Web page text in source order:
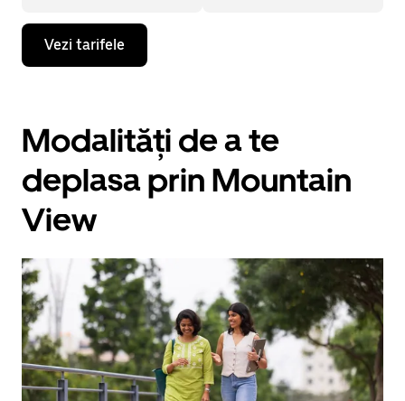
Pentru
deschide
selecta
o
dată,
apasă
pe
tasta
cu
îndreptată
în
jos.
Închide
calendarul
apăsând
pe
butonul
Escape.
Vezi tarifele
Modalități de a te
deplasa prin Mountain
View